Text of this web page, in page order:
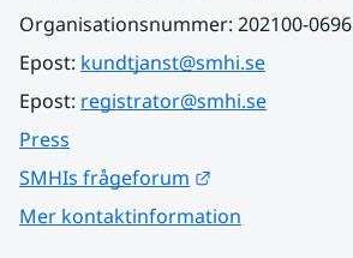
Organisationsnummer: 202100-0696
Epost: kundtjanst@smhi.se
Epost: registrator@smhi.se
Press
SMHIs frågeforum
Mer kontaktinformation